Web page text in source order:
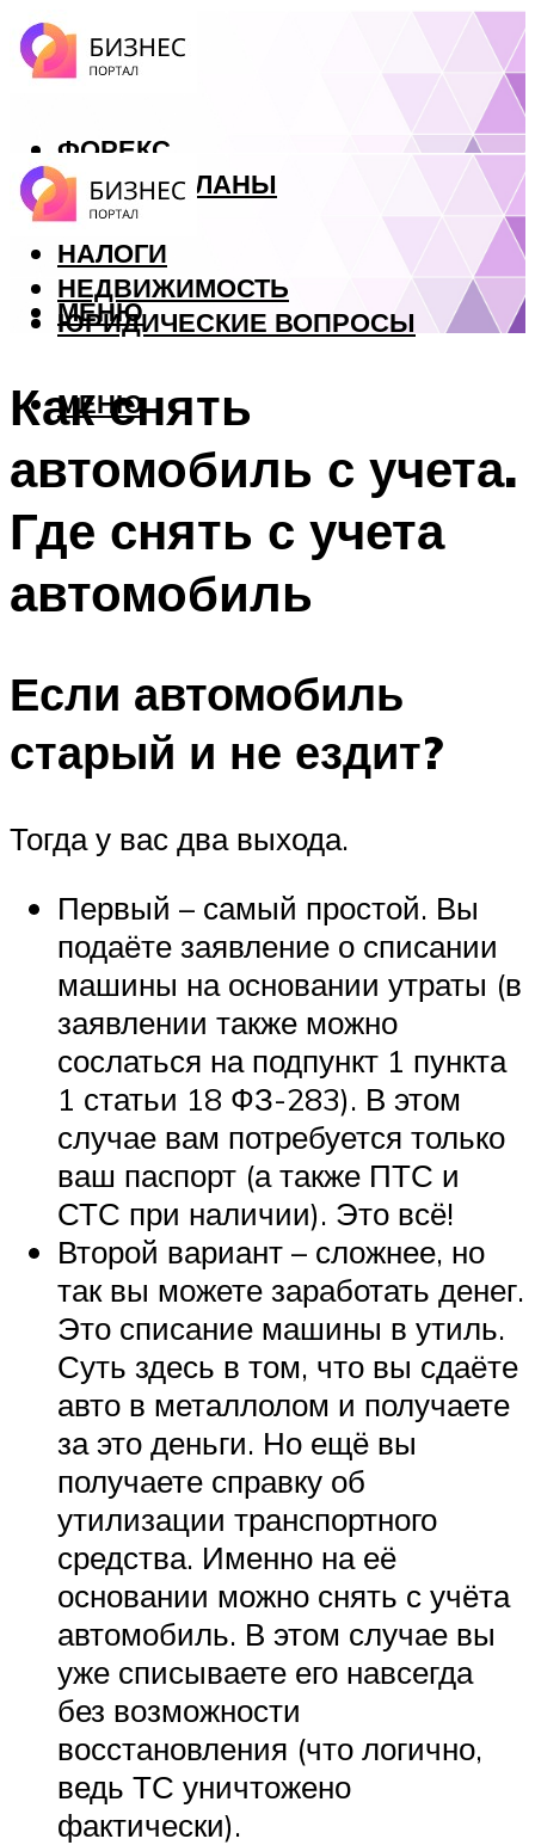
ФОРЕКС
БИЗНЕС ПЛАНЫ
КРЕДИТЫ
НАЛОГИ
НЕДВИЖИМОСТЬ
ЮРИДИЧЕСКИЕ ВОПРОСЫ
МЕНЮ
МЕНЮ
Как снять
автомобиль с учета.
Где снять с учета
автомобиль
Если автомобиль
старый и не ездит?
Тогда у вас два выхода.
Первый – самый простой. Вы
подаёте заявление о списании
машины на основании утраты (в
заявлении также можно
сослаться на подпункт 1 пункта
1 статьи 18 ФЗ-283). В этом
случае вам потребуется только
ваш паспорт (а также ПТС и
СТС при наличии). Это всё!
Второй вариант – сложнее, но
так вы можете заработать денег.
Это списание машины в утиль.
Суть здесь в том, что вы сдаёте
авто в металлолом и получаете
за это деньги. Но ещё вы
получаете справку об
утилизации транспортного
средства. Именно на её
основании можно снять с учёта
автомобиль. В этом случае вы
уже списываете его навсегда
без возможности
восстановления (что логично,
ведь ТС уничтожено
фактически).